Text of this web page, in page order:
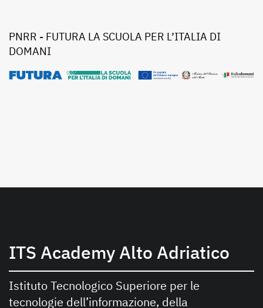
PNRR - FUTURA LA SCUOLA PER L’ITALIA DI
DOMANI
ITS Academy Alto Adriatico
Istituto Tecnologico Superiore per le
tecnologie dell’informazione, della